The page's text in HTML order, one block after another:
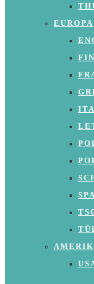
EUROPA